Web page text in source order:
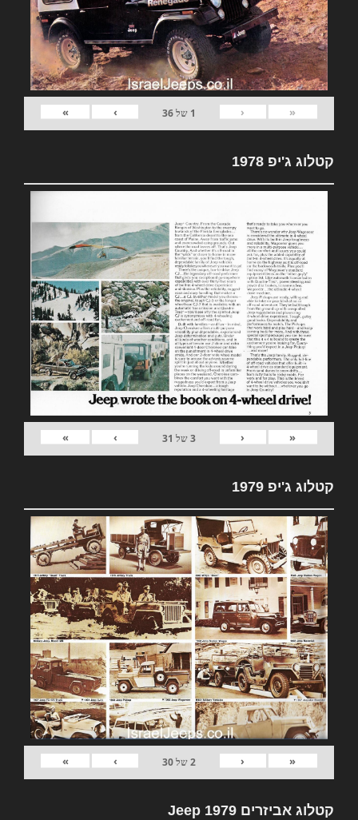
«
‹
1 של36
›
»
קטלוג ג'יפ 1978
«
‹
3של 31
›
»
קטלוג ג'יפ 1979
«
‹
2של30
›
»
קטלוג אביזרים 1979 Jeep